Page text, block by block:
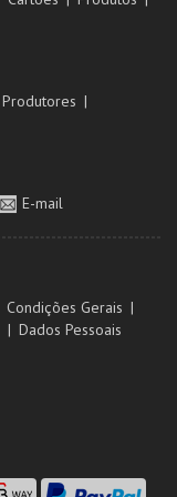
Produtores
E-mail
Condições Gerais
Dados Pessoais